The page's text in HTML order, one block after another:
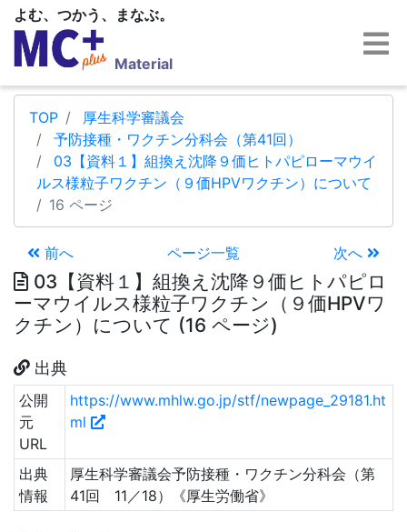
よむ、つかう、まなぶ。
Material
TOP
厚生科学審議会
予防接種・ワクチン分科会（第41回）
03【資料１】組換え沈降９価ヒトパピローマウイ
ルス様粒子ワクチン（９価HPVワクチン）について
16 ページ
前へ ページ一覧 次へ
03【資料１】組換え沈降９価ヒトパピロ
ーマウイルス様粒子ワクチン（９価HPVワ
クチン）について (16 ページ)
出典
公開
元
URL
https://www.mhlw.go.jp/stf/newpage_29181.ht
ml
出典
情報
厚生科学審議会予防接種・ワクチン分科会（第
41回 11／18）《厚生労働省》